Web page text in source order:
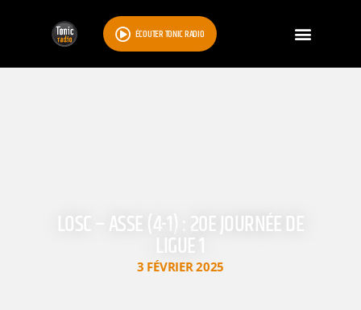
ÉCOUTER TONIC RADIO
LOSC – ASSE (4-1) : 20E JOURNÉE DE
LIGUE 1
3 FÉVRIER 2025